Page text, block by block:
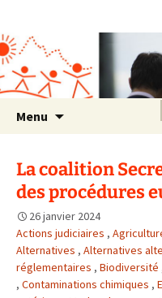
Rhône Alpes
Un environnement sain pour
la santé de tous
Menu
La coalition
des procédures
26 janvier 2024
Actions judiciaires ,
Alternatives , Alternatives
réglementaires , Biodiversité
, Contaminations chimiques ,